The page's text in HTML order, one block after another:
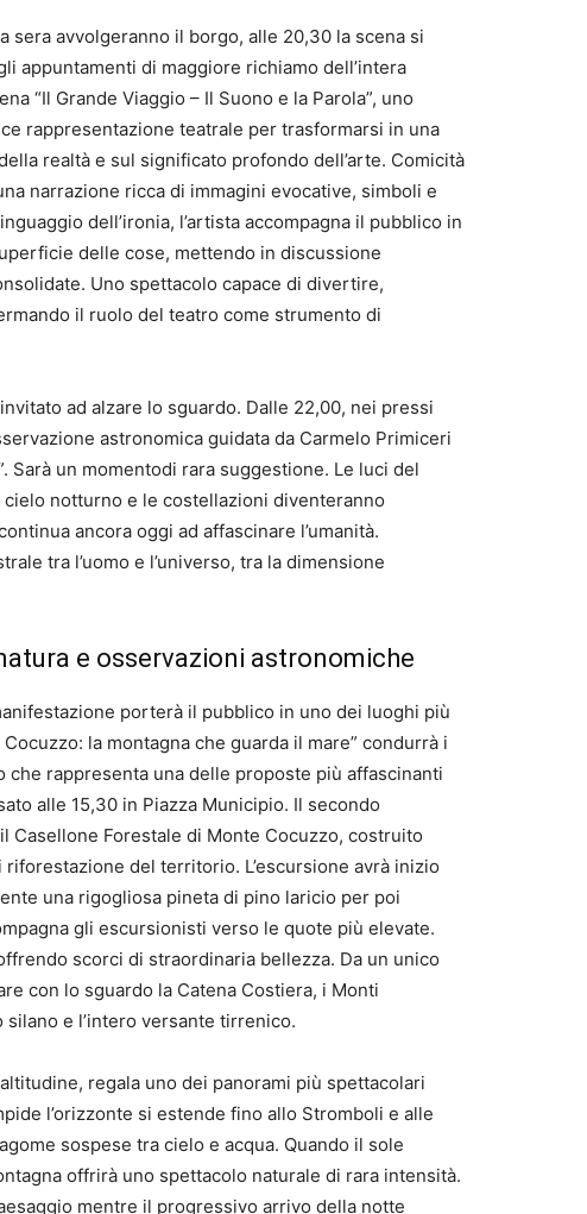
sera avvolgeranno il borgo, alle 20,30 la scena si
appuntamenti di maggiore richiamo dell’intera
“Il Grande Viaggio – Il Suono e la Parola”, uno
rappresentazione teatrale per trasformarsi in una
realtà e sul significato profondo dell’arte. Comicità
narrazione ricca di immagini evocative, simboli e
dell’ironia, l’artista accompagna il pubblico in
delle cose, mettendo in discussione
Uno spettacolo capace di divertire,
il ruolo del teatro come strumento di
ad alzare lo sguardo. Dalle 22,00, nei pressi
astronomica guidata da Carmelo Primiceri
Sarà un momentodi rara suggestione. Le luci del
notturno e le costellazioni diventeranno
ancora oggi ad affascinare l’umanità.
tra l’uomo e l’universo, tra la dimensione
e osservazioni astronomiche
porterà il pubblico in uno dei luoghi più
la montagna che guarda il mare” condurrà i
rappresenta una delle proposte più affascinanti
alle 15,30 in Piazza Municipio. Il secondo
Casellone Forestale di Monte Cocuzzo, costruito
del territorio. L’escursione avrà inizio
una rigogliosa pineta di pino laricio per poi
gli escursionisti verso le quote più elevate.
scorci di straordinaria bellezza. Da un unico
con lo sguardo la Catena Costiera, i Monti
silano e l’intero versante tirrenico.
regala uno dei panorami più spettacolari
l’orizzonte si estende fino allo Stromboli e alle
sospese tra cielo e acqua. Quando il sole
offrirà uno spettacolo naturale di rara intensità.
mentre il progressivo arrivo della notte